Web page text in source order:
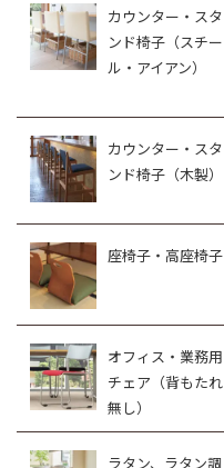
カウンター・スタ
ンド椅子（スチー
ル・アイアン）
カウンター・スタ
ンド椅子（木製）
座椅子・高座椅子
オフィス・業務用
チェア（背もたれ
無し）
ラタン、ラタン調